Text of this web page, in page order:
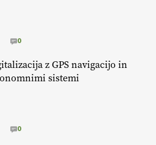
v uspešno kmetijsko in
odlična priložnost za slovenske
XAe9EbeAbK @EUAgri #IMCAP #CAP
0
z GPS navigacijo in
sistemi
0